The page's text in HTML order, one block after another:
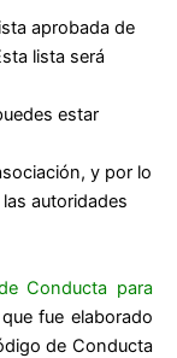
aprobada de
lista será
estar
y por lo
autoridades
Conducta para
que fue elaborado
de Conducta